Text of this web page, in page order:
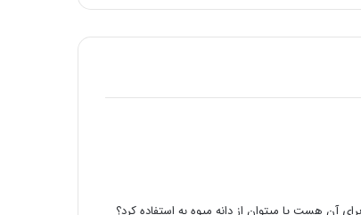
آن هست یا میتوان از دانه میوه به استفاده کرد؟